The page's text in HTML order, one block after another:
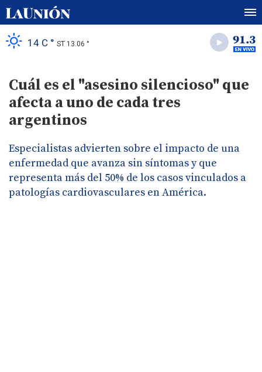
14 C ° ST 13.06 °
Cuál es el "asesino silencioso" que
afecta a uno de cada tres
argentinos
Especialistas advierten sobre el impacto de una
enfermedad que avanza sin síntomas y que
representa más del 50% de los casos vinculados a
patologías cardiovasculares en América.